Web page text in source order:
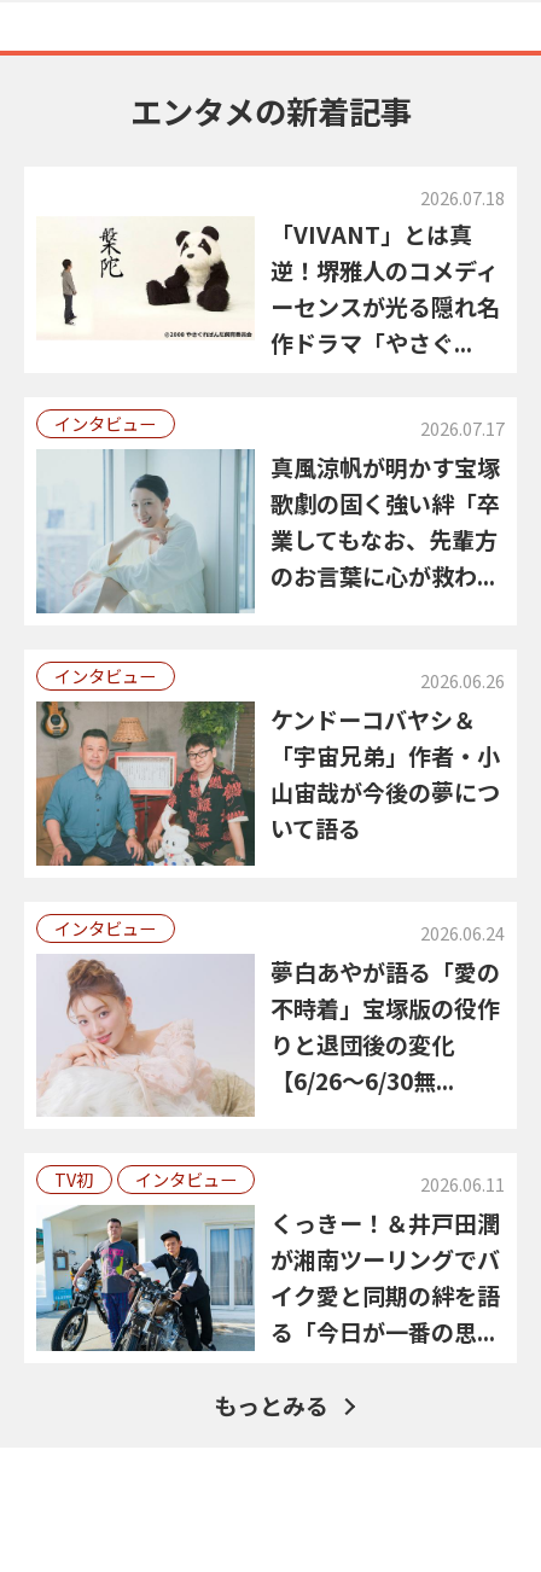
エンタメの新着記事
2026.07.18
「VIVANT」とは真
逆！堺雅人のコメディ
ーセンスが光る隠れ名
作ドラマ「やさぐ...
インタビュー 2026.07.17
真風涼帆が明かす宝塚
歌劇の固く強い絆「卒
業してもなお、先輩方
のお言葉に心が救わ...
インタビュー 2026.06.26
ケンドーコバヤシ＆
「宇宙兄弟」作者・小
山宙哉が今後の夢につ
いて語る
インタビュー 2026.06.24
夢白あやが語る「愛の
不時着」宝塚版の役作
りと退団後の変化
【6/26～6/30無...
TV初 インタビュー 2026.06.11
くっきー！＆井戸田潤
が湘南ツーリングでバ
イク愛と同期の絆を語
る「今日が一番の思...
もっとみる